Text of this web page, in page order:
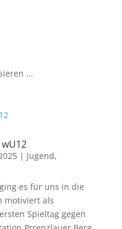
...
| Jugend,
es für uns in die
motiviert als
Spieltag gegen